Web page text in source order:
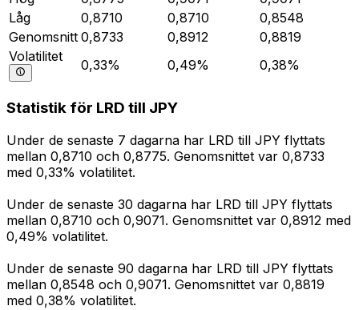
Låg
0,8710 0,8710
0,8548
Genomsnitt 0,8733 0,8912
0,8819
Volatilitet
0,33% 0,49% 0,38%
Statistik för LRD till JPY
Under de senaste 7 dagarna har LRD till JPY flyttats
mellan 0,8710 och 0,8775. Genomsnittet var 0,8733
med 0,33% volatilitet.
Under de senaste 30 dagarna har LRD till JPY flyttats
mellan 0,8710 och 0,9071. Genomsnittet var 0,8912 med
0,49% volatilitet.
Under de senaste 90 dagarna har LRD till JPY flyttats
mellan 0,8548 och 0,9071. Genomsnittet var 0,8819
med 0,38% volatilitet.